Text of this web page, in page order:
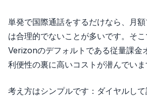
単発で国際通話をするだけなら、月
は合理的でないことが多いです。そ
Verizonのデフォルトである従量課金
利便性の裏に高いコストが潜んでいま
考え方はシンプルです：ダイヤルし